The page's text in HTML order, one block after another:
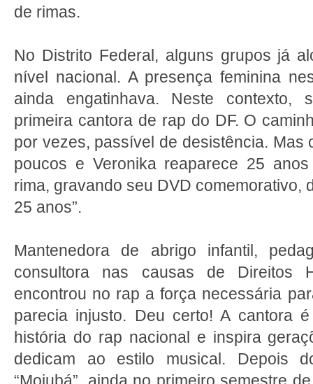
de rimas.
No Distrito Federal, alguns grupos já
nível nacional. A presença feminina
ainda engatinhava. Neste contexto,
primeira cantora de rap do DF. O
por vezes, passível de desistência. Mas
poucos e Veronika reaparece 25
rima, gravando seu DVD comemorativo,
25 anos”.
Mantenedora de abrigo infantil,
consultora nas causas de Direitos
encontrou no rap a força necessária
parecia injusto. Deu certo! A cantora
história do rap nacional e inspira
dedicam ao estilo musical. Depois